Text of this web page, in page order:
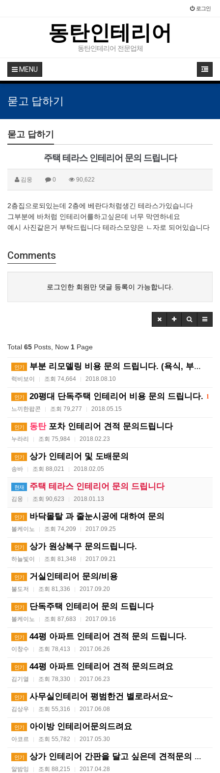
로그인
동탄인테리어
동탄인테리어 전문업체
MENU
묻고 답하기
묻고 답하기
주택 테라스 인테리어 문의 드립니다
김웅 0 90,622
2층집으로되있는데 2층에 베란다처럼생긴 테라스가있습니다
그부분에 바처럼 인테리어를하고싶은데 너무 막연하네요
예시 사진같은거 부탁드립니다 테라스모양은 ㄴ자로 되어있습니다
Comments
로그인한 회원만 댓글 등록이 가능합니다.
Total 65 Posts, Now 1 Page
인기 부분 리모델링 비용 문의 드립니다. (욕식, 부엌, 방…
럭비보이 | 조회 74,664 | 2018.08.10
1
인기 20평대 단독주택 인테리어 비용 문의 드립니다.
느끼한팝콘 | 조회 79,277 | 2018.05.15
인기 동탄포차 인테리어 견적 문의드립니다
누라리 | 조회 75,984 | 2018.02.23
인기 상가 인테리어 및 도배문의
송바 | 조회 88,021 | 2018.02.05
현재 주택 테라스 인테리어 문의 드립니다
김웅 | 조회 90,623 | 2018.01.13
인기 바닥몰탈 과 줄눈시공에 대하여 문의
볼케이노 | 조회 74,209 | 2017.09.25
인기 상가 원상복구 문의드립니다.
하늘빛이 | 조회 81,348 | 2017.09.21
인기 거실인테리어 문의/비용
불도저 | 조회 81,336 | 2017.09.20
인기 단독주택 인테리어 문의 드립니다
볼케이노 | 조회 87,683 | 2017.09.16
인기 44평 아파트 인테리어 견적 문의 드립니다.
이창수 | 조회 78,413 | 2017.06.26
인기 44평 아파트 인테리어 견적 문의드려요
김기열 | 조회 78,330 | 2017.06.23
인기 사무실인테리어 평범한건 별로라서요~
김상우 | 조회 55,316 | 2017.06.08
인기 아이방 인테리어문의드려요
아코르 | 조회 55,782 | 2017.05.30
인기 상가 인테리어 간판을 달고 싶은데 견적문의 드립니다
알밤잉 | 조회 88,215 | 2017.04.28